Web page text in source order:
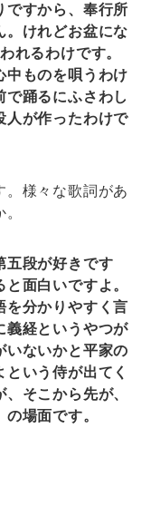
すから、奉行所
。けれどお盆にな
れるわけです。
中ものを唄うわけ
で踊るにふさわし
人が作ったわけで
。様々な歌詞があ
段が好きです
面白いですよ。
を分かりやすく言
義経というやつが
いないかと平家の
いう侍が出てく
そこから先が、
場面です。